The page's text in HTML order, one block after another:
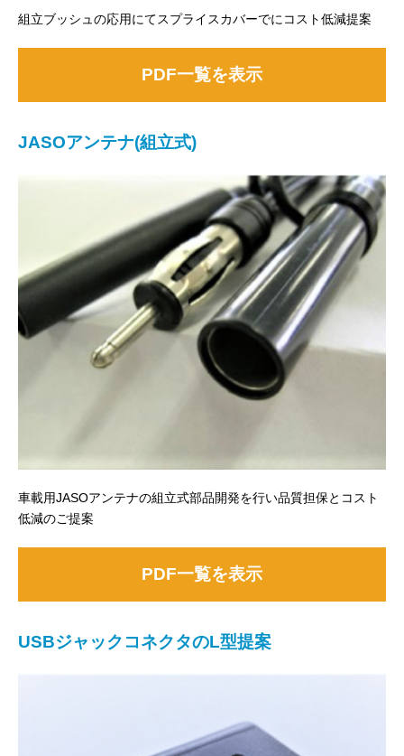
組立ブッシュの応用にてスプライスカバーでにコスト低減提案
PDF一覧を表示
JASOアンテナ(組立式)
車載用JASOアンテナの組立式部品開発を行い品質担保とコスト
低減のご提案
PDF一覧を表示
USBジャックコネクタのL型提案